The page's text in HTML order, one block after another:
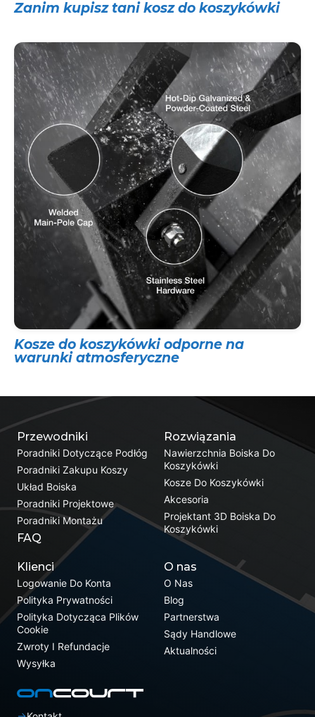
Zanim kupisz tani kosz do koszykówki
Kosze do koszykówki odporne na
warunki atmosferyczne
Rozwiązania
Nawierzchnia Boiska Do
Koszykówki
Kosze Do Koszykówki
Akcesoria
Projektant 3D Boiska Do
Koszykówki
Przewodniki
Poradniki Dotyczące Podłóg
Poradniki Zakupu Koszy
Układ Boiska
Poradniki Projektowe
Poradniki Montażu
FAQ
Klienci
Logowanie Do Konta
Polityka Prywatności
Polityka Dotycząca Plików
Cookie
Zwroty I Refundacje
Wysyłka
O nas
O Nas
Blog
Partnerstwa
Sądy Handlowe
Aktualności